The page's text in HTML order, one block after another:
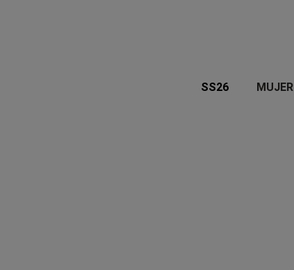
SS26 MUJER